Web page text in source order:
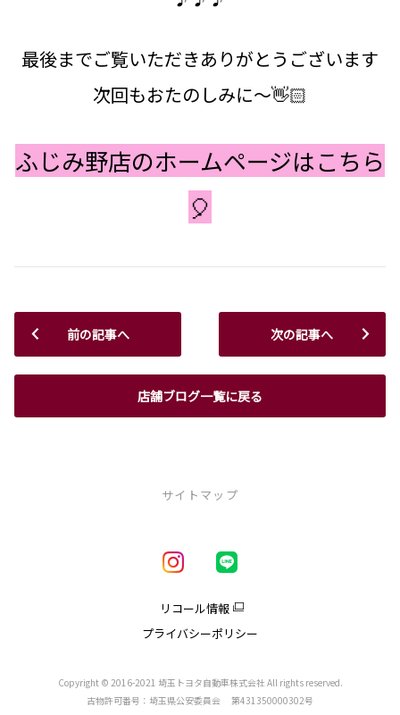
最後までご覧いただきありがとうございます
次回もおたのしみに～👋🏻
ふじみ野店のホームページはこちら
🎈
前の記事へ
店舗ブログ一覧に戻る
次の記事へ
サイトマップ
クラウンスポーツ
クラウンクロスオーバー
リコール情報
プライバシーポリシー
Copyright © 2016-2021 埼玉トヨタ自動車株式会社 All rights reserved.
古物許可番号：埼玉県公安委員会 第431350000302号